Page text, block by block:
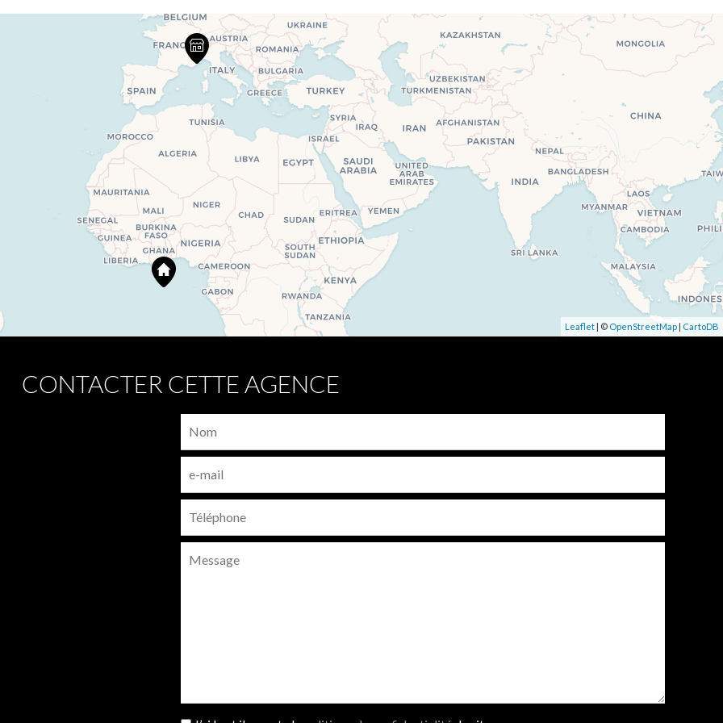
Leaflet | © OpenStreetMap| CartoDB
CONTACTER CETTE AGENCE